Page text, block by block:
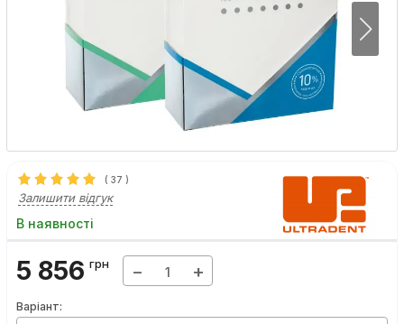
( 37 )
Залишити відгук
В наявності
5 856 грн − +
Варіант: